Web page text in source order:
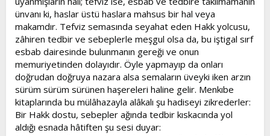
ünvanı ki, haslar üstü haslara mahsus bir hal veya
makamdır. Tefviz semasında seyahat eden Hakk yolcusu,
zâhiren tedbir ve sebeplerle meşgul olsa da, bu iştigal sırf
esbab dairesinde bulunmanın gereği ve onun
memuriyetinden dolayıdır. Öyle yapmayıp da onları
doğrudan doğruya nazara alsa semaların üveyki iken arzın
sürüm sürüm sürünen haşereleri haline gelir. Menkıbe
kitaplarında bu mülâhazayla alâkalı şu hadiseyi zikrederler:
Bir Hakk dostu, sebepler ağında tedbir kıskacında yol
aldığı esnada hâtiften şu sesi duyar: